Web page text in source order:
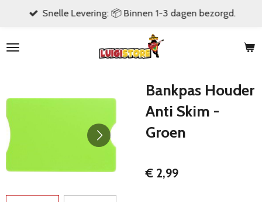
naar
Snelle Levering: 📦 Binnen 1-3 dagen bezorgd.
Bankpas Houder
Anti Skim -
Groen
€ 2,99